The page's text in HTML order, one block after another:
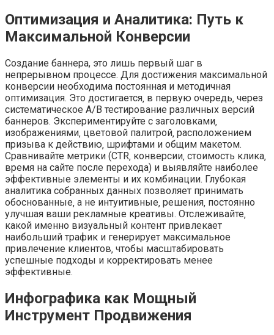
Оптимизация и Аналитика: Путь к
Максимальной Конверсии
Создание баннера, это лишь первый шаг в
непрерывном процессе. Для достижения максимальной
конверсии необходима постоянная и методичная
оптимизация. Это достигается‚ в первую очередь‚ через
систематическое A/B тестирование различных версий
баннеров. Экспериментируйте с заголовками‚
изображениями‚ цветовой палитрой‚ расположением
призыва к действию‚ шрифтами и общим макетом.
Сравнивайте метрики (CTR‚ конверсии‚ стоимость клика‚
время на сайте после перехода) и выявляйте наиболее
эффективные элементы и их комбинации. Глубокая
аналитика собранных данных позволяет принимать
обоснованные‚ а не интуитивные‚ решения‚ постоянно
улучшая ваши рекламные креативы. Отслеживайте‚
какой именно визуальный контент привлекает
наибольший трафик и генерирует максимальное
привлечение клиентов‚ чтобы масштабировать
успешные подходы и корректировать менее
эффективные.
Инфографика как Мощный
Инструмент Продвижения